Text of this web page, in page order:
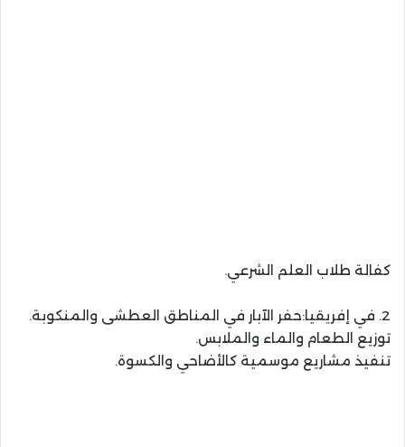
كفالة طلاب العلم الشرعي.
2. في إفريقيا:حفر الآبار في المناطق العطشى والمنكوبة.
توزيع الطعام والماء والملابس.
تنفيذ مشاريع موسمية كالأضاحي والكسوة.